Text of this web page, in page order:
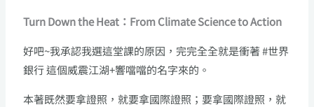
Turn Down the Heat：From Climate Science to Action
好吧~我承認我選這堂課的原因，完完全全就是衝著 #世界
銀行 這個威震江湖+響噹噹的名字來的。
本著既然要拿證照，就要拿國際證照；要拿國際證照，就